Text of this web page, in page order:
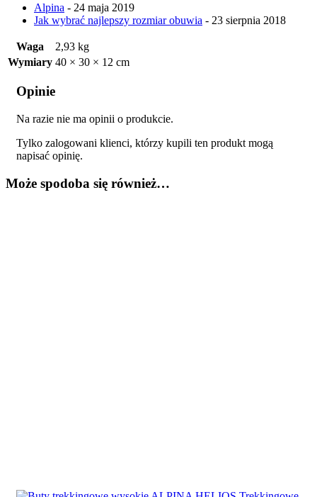
Alpina - 24 maja 2019
Jak wybrać najlepszy rozmiar obuwia - 23 sierpnia 2018
Waga
2,93 kg
Wymiary 40 × 30 × 12 cm
Opinie
Na razie nie ma opinii o produkcie.
Tylko zalogowani klienci, którzy kupili ten produkt mogą
napisać opinię.
Może spodoba się również…